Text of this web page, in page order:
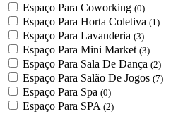
Espaço Para Coworking (0)
Espaço Para Horta Coletiva (1)
Espaço Para Lavanderia (3)
Espaço Para Mini Market (3)
Espaço Para Sala De Dança (2)
Espaço Para Salão De Jogos (7)
Espaço Para Spa (0)
Espaço Para SPA (2)